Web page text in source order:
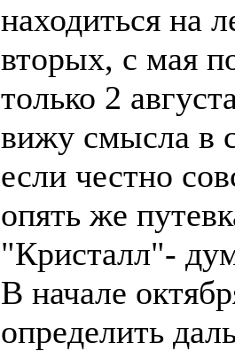
находиться на
вторых, с мая
только 2
вижу смысла в
если честно
опять же
"Кристалл"-
В начале
определить